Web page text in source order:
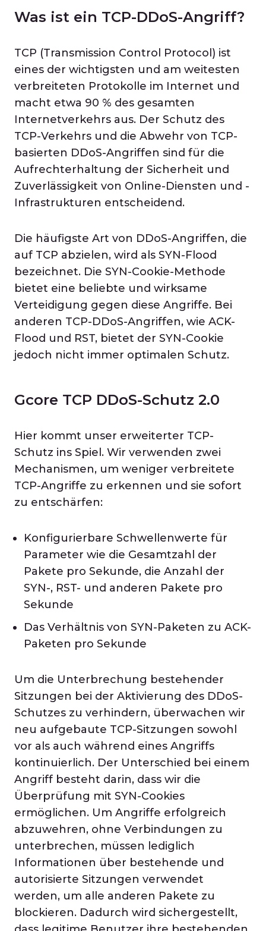
Was ist ein TCP-DDoS-Angriff?
TCP (Transmission Control Protocol) ist
eines der wichtigsten und am weitesten
verbreiteten Protokolle im Internet und
macht etwa 90 % des gesamten
Internetverkehrs aus. Der Schutz des
TCP-Verkehrs und die Abwehr von TCP-
basierten DDoS-Angriffen sind für die
Aufrechterhaltung der Sicherheit und
Zuverlässigkeit von Online-Diensten und -
Infrastrukturen entscheidend.
Die häufigste Art von DDoS-Angriffen, die
auf TCP abzielen, wird als SYN-Flood
bezeichnet. Die SYN-Cookie-Methode
bietet eine beliebte und wirksame
Verteidigung gegen diese Angriffe. Bei
anderen TCP-DDoS-Angriffen, wie ACK-
Flood und RST, bietet der SYN-Cookie
jedoch nicht immer optimalen Schutz.
Gcore TCP DDoS-Schutz 2.0
Hier kommt unser erweiterter TCP-
Schutz ins Spiel. Wir verwenden zwei
Mechanismen, um weniger verbreitete
TCP-Angriffe zu erkennen und sie sofort
zu entschärfen:
Konfigurierbare Schwellenwerte für
Parameter wie die Gesamtzahl der
Pakete pro Sekunde, die Anzahl der
SYN-, RST- und anderen Pakete pro
Sekunde
Das Verhältnis von SYN-Paketen zu ACK-
Paketen pro Sekunde
Um die Unterbrechung bestehender
Sitzungen bei der Aktivierung des DDoS-
Schutzes zu verhindern, überwachen wir
neu aufgebaute TCP-Sitzungen sowohl
vor als auch während eines Angriffs
kontinuierlich. Der Unterschied bei einem
Angriff besteht darin, dass wir die
Überprüfung mit SYN-Cookies
ermöglichen. Um Angriffe erfolgreich
abzuwehren, ohne Verbindungen zu
unterbrechen, müssen lediglich
Informationen über bestehende und
autorisierte Sitzungen verwendet
werden, um alle anderen Pakete zu
blockieren. Dadurch wird sichergestellt,